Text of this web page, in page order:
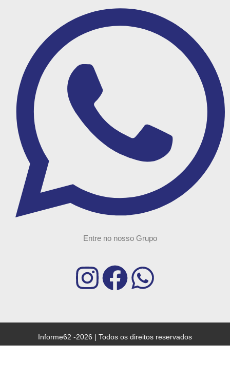
Entre no nosso Grupo
Informe62 -2026 | Todos os direitos reservados